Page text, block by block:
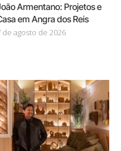
Armentano: Projetos e
em Angra dos Reis
de agosto de 2026